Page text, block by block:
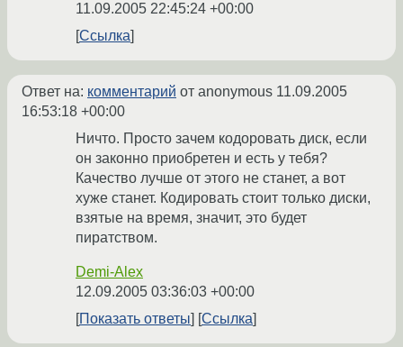
11.09.2005 22:45:24 +00:00
Ссылка
Ответ на: комментарий от anonymous 11.09.2005
16:53:18 +00:00
Ничто. Просто зачем кодоровать диск, если
он законно приобретен и есть у тебя?
Качество лучше от этого не станет, а вот
хуже станет. Кодировать стоит только диски,
взятые на время, значит, это будет
пиратством.
Demi-Alex
12.09.2005 03:36:03 +00:00
Показать ответы
Ссылка